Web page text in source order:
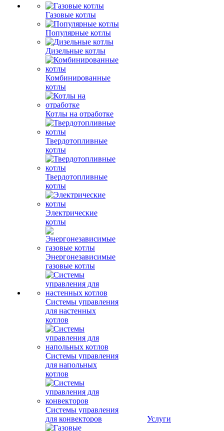
Газовые котлы
Популярные котлы
Дизельные котлы
Комбинированные
котлы
Котлы на отработке
Твердотопливные
котлы
Твердотопливные
котлы
Электрические
котлы
Энергонезависимые
газовые котлы
Системы управления
для настенных
котлов
Системы управления
для напольных
котлов
Системы управления
для конвекторов
Услуги